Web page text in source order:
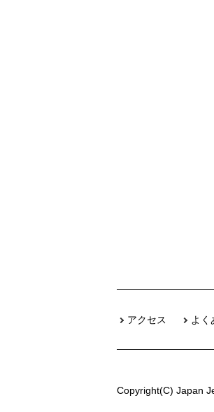
アクセス よく
Copyright(C) Japan